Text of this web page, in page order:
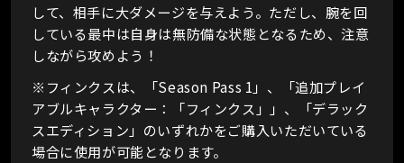
して、相手に大ダメージを与えよう。ただし、腕を回
している最中は自身は無防備な状態となるため、注意
しながら攻めよう！
※フィンクスは、「Season Pass 1」、「追加プレイ
アブルキャラクター：「フィンクス」」、「デラック
スエディション」のいずれかをご購入いただいている
場合に使用が可能となります。